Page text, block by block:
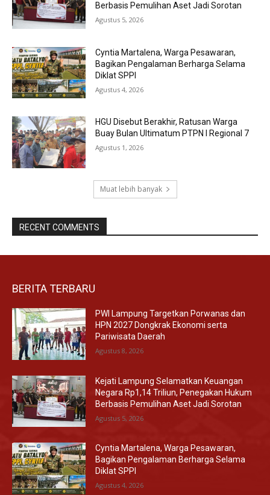
Berbasis Pemulihan Aset Jadi Sorotan
Agustus 5, 2026
Cyntia Martalena, Warga Pesawaran,
Bagikan Pengalaman Berharga Selama
Diklat SPPI
Agustus 4, 2026
HGU Disebut Berakhir, Ratusan Warga
Buay Bulan Ultimatum PTPN I Regional 7
Agustus 1, 2026
Muat lebih banyak
RECENT COMMENTS
BERITA TERBARU
PWI Lampung Targetkan Porwanas dan
HPN 2027 Dongkrak Ekonomi serta
Pariwisata Daerah
Agustus 8, 2026
Kejati Lampung Selamatkan Keuangan
Negara Rp1,14 Triliun, Penegakan Hukum
Berbasis Pemulihan Aset Jadi Sorotan
Agustus 5, 2026
Cyntia Martalena, Warga Pesawaran,
Bagikan Pengalaman Berharga Selama
Diklat SPPI
Agustus 4, 2026